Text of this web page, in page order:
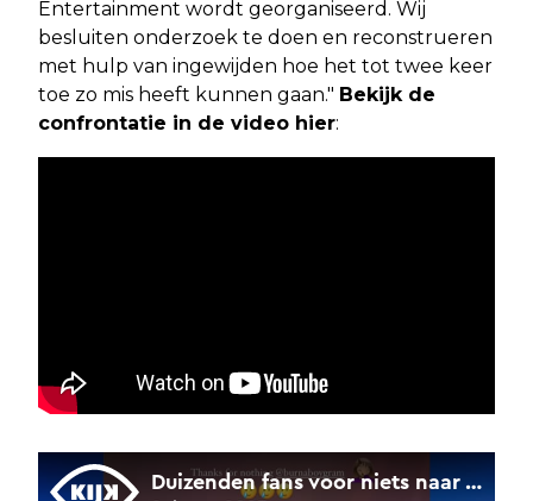
Entertainment wordt georganiseerd. Wij
besluiten onderzoek te doen en reconstrueren
met hulp van ingewijden hoe het tot twee keer
toe zo mis heeft kunnen gaan." Bekijk de
confrontatie in de video hier: